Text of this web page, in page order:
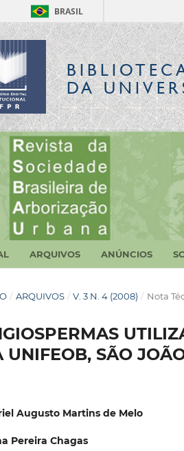
BRASIL
DA
ARQUIVOS ANÚNCIOS
/ ARQUIVOS / V. 3 N. 4 (2008) / Nota
UNIFEOB, SÃO
Augusto Martins de Melo
Pereira Chagas